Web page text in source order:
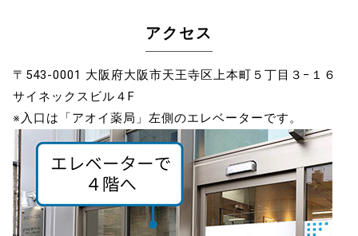
アクセス
〒543-0001 大阪府大阪市天王寺区上本町５丁目３−１６
サイネックスビル４F
※入口は「アオイ薬局」左側のエレベーターです。